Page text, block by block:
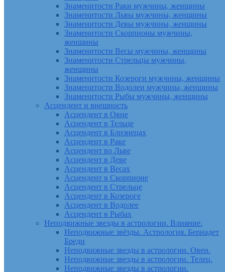
Знаменитости Раки мужчины, женщины
Знаменитости Львы мужчины, женщины
Знаменитости Девы мужчины, женщины
Знаменитости Скорпионы мужчины,
женщины
Знаменитости Весы мужчины, женщины
Знаменитости Стрельцы мужчины,
женщины
Знаменитости Козероги мужчины, женщины
Знаменитости Водолеи мужчины, женщины
Знаменитости Рыбы мужчины, женщины
Асцендент и внешность
Асцендент в Овне
Асцендент в Тельце
Асцендент в Близнецах
Асцендент в Раке
Асцендент во Льве
Асцендент в Деве
Асцендент в Весах
Асцендент в Скорпионе
Асцендент в Стрельце
Асцендент в Козероге
Асцендент в Водолее
Асцендент в Рыбах
Неподвижные звезды в астрологии. Влияние.
Неподвижные звёзды. Астрология. Бернадет
Бреди
Неподвижные звезды в астрологии. Овен.
Неподвижные звезды в астрологии. Телец.
Неподвижные звезды в астрологии.